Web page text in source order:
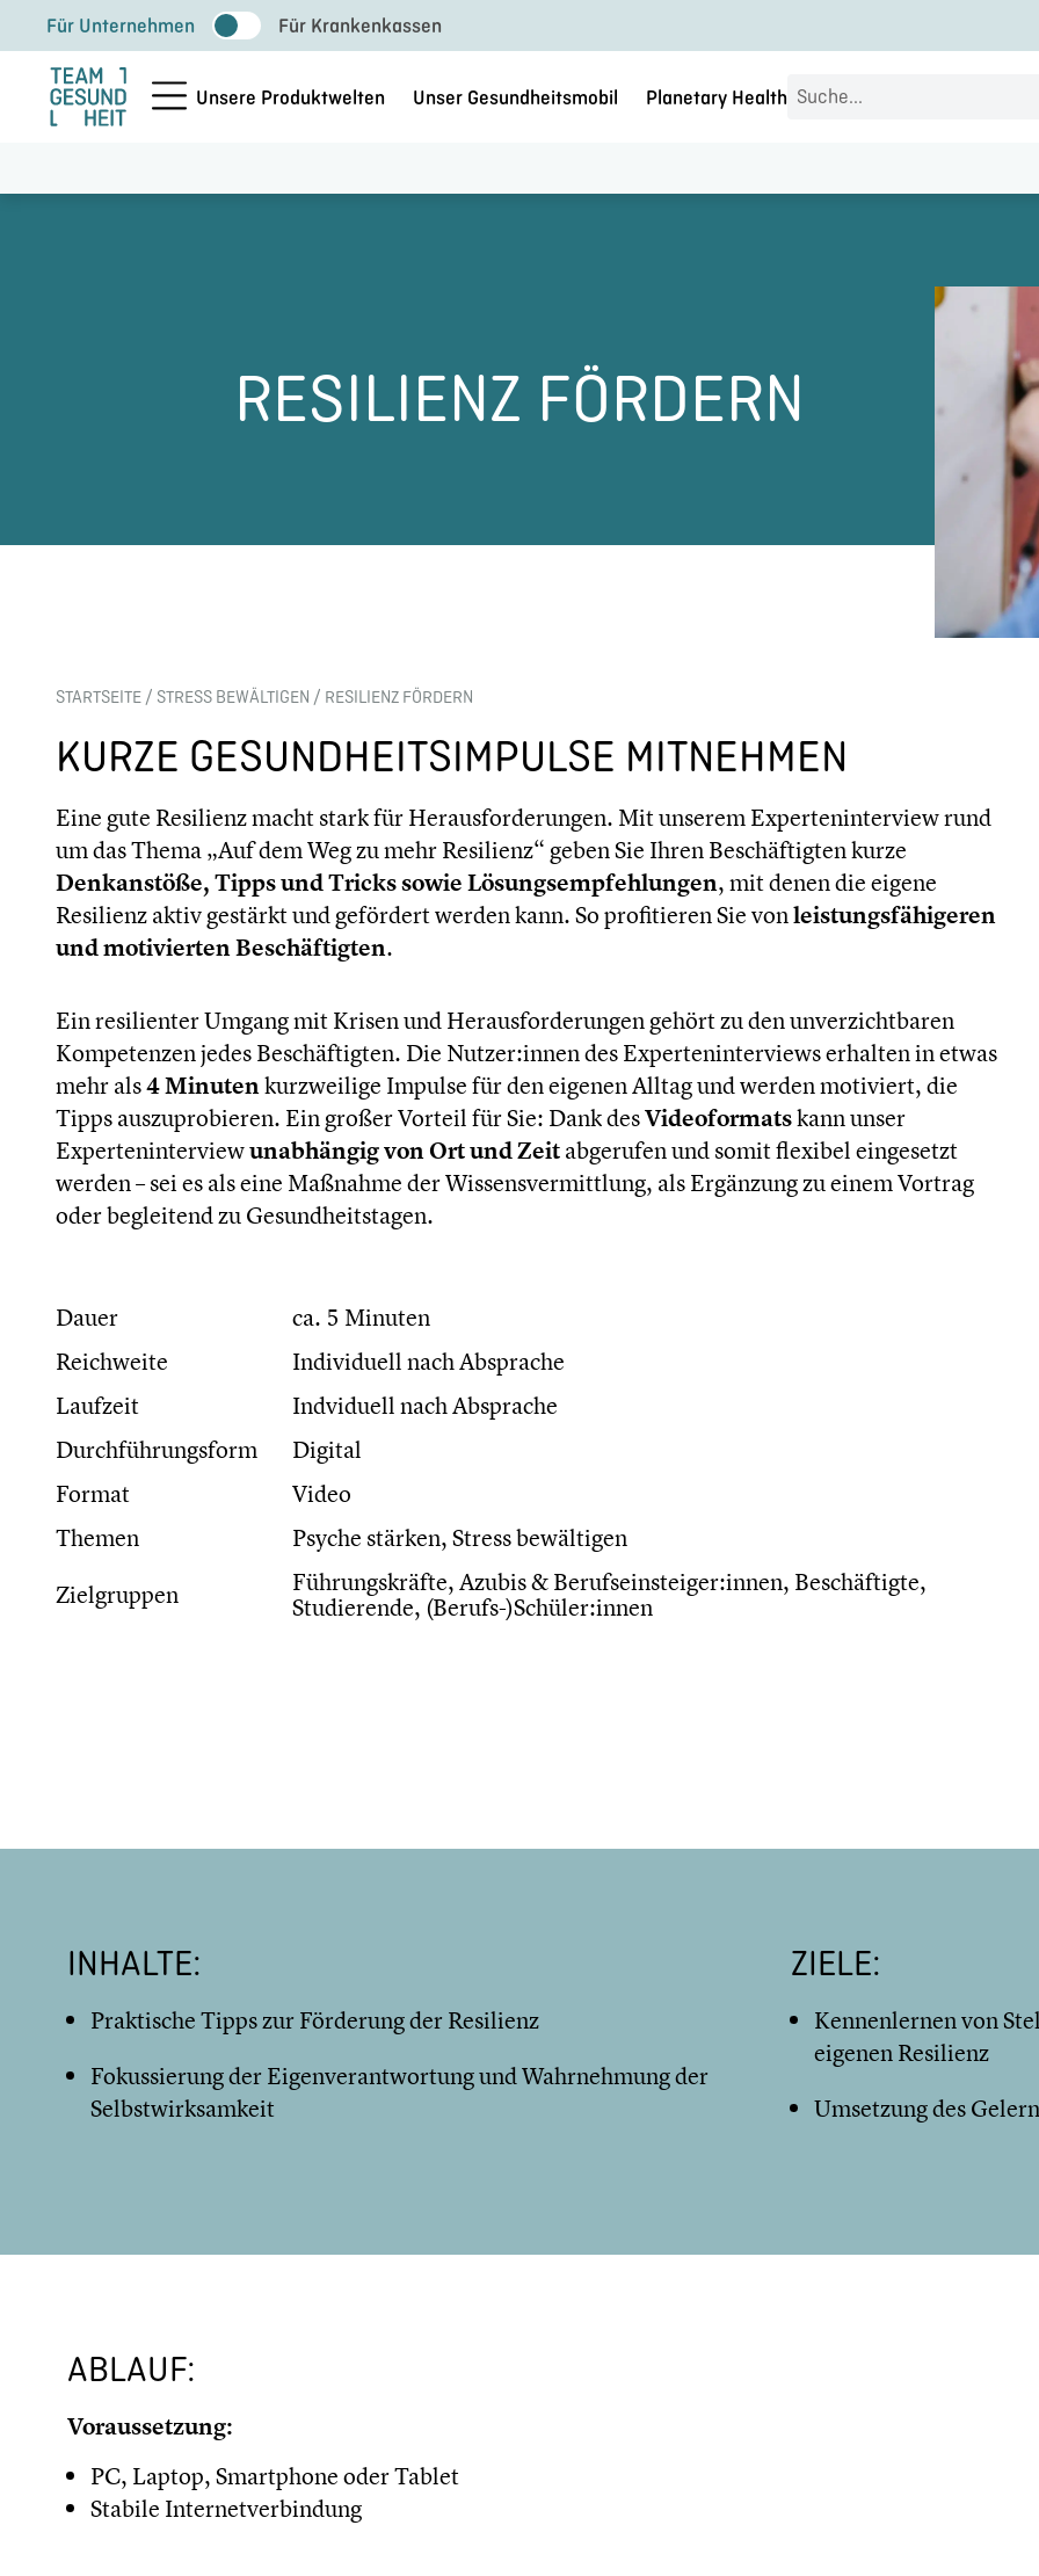
Inhalt
springen
Für Unternehmen Für Krankenkassen
Unsere Produktwelten Unser Gesundheitsmobil Planetary Health Search
RESILIENZ FÖRDERN
STARTSEITE / STRESS BEWÄLTIGEN / RESILIENZ FÖRDERN
KURZE GESUNDHEITSIMPULSE MITNEHMEN
Eine gute Resilienz macht stark für Herausforderungen. Mit unserem Experteninterview rund
um das Thema „Auf dem Weg zu mehr Resilienz“ geben Sie Ihren Beschäftigten kurze
Denkanstöße, Tipps und Tricks sowie Lösungsempfehlungen, mit denen die eigene
Resilienz aktiv gestärkt und gefördert werden kann. So profitieren Sie vonleistungsfähigeren
und motivierten Beschäftigten.
Ein resilienter Umgang mit Krisen und Herausforderungen gehört zu den unverzichtbaren
Kompetenzen jedes Beschäftigten. Die Nutzer:innen des Experteninterviews erhalten in etwas
mehr als4 Minutenkurzweilige Impulse für den eigenen Alltag und werden motiviert, die
Tipps auszuprobieren. Ein großer Vorteil für Sie: Dank desVideoformatskann unser
Experteninterviewunabhängig von Ort und Zeitabgerufen und somit flexibel eingesetzt
werden – sei es als eine Maßnahme der Wissensvermittlung, als Ergänzung zu einem Vortrag
oder begleitend zu Gesundheitstagen.
Dauer
ca. 5 Minuten
Reichweite
Individuell nach Absprache
Laufzeit
Indviduell nach Absprache
Durchführungsform
Digital
Format
Video
Themen
Psyche stärken, Stress bewältigen
Zielgruppen
Führungskräfte, Azubis & Berufseinsteiger:innen, Beschäftigte,
Studierende, (Berufs-)Schüler:innen
INHALTE:
Praktische Tipps zur Förderung der Resilienz
Fokussierung der Eigenverantwortung und Wahrnehmung der
Selbstwirksamkeit
ZIELE:
Kennenlernen von
eigenen Resilienz
Umsetzung des
ABLAUF:
Voraussetzung:
PC, Laptop, Smartphone oder Tablet
Stabile Internetverbindung